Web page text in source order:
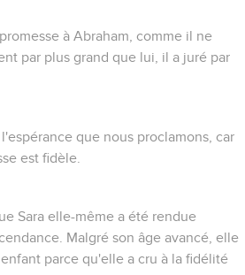
à Abraham, comme il ne
par plus grand que lui, il a juré par
que nous proclamons, car
est fidèle.
Sara elle-même a été rendue
Malgré son âge avancé, elle
parce qu'elle a cru à la fidélité